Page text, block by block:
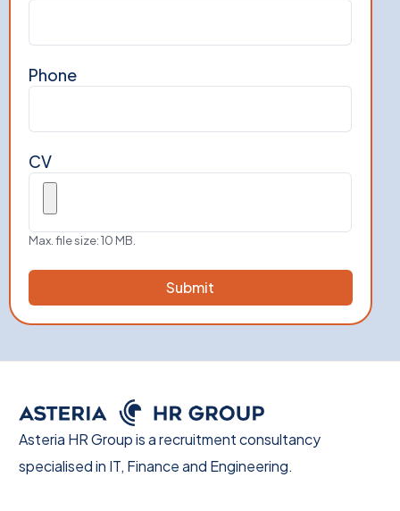
Phone
CV
Max. file size: 10 MB.
Asteria HR Group is a recruitment consultancy
specialised in IT, Finance and Engineering.